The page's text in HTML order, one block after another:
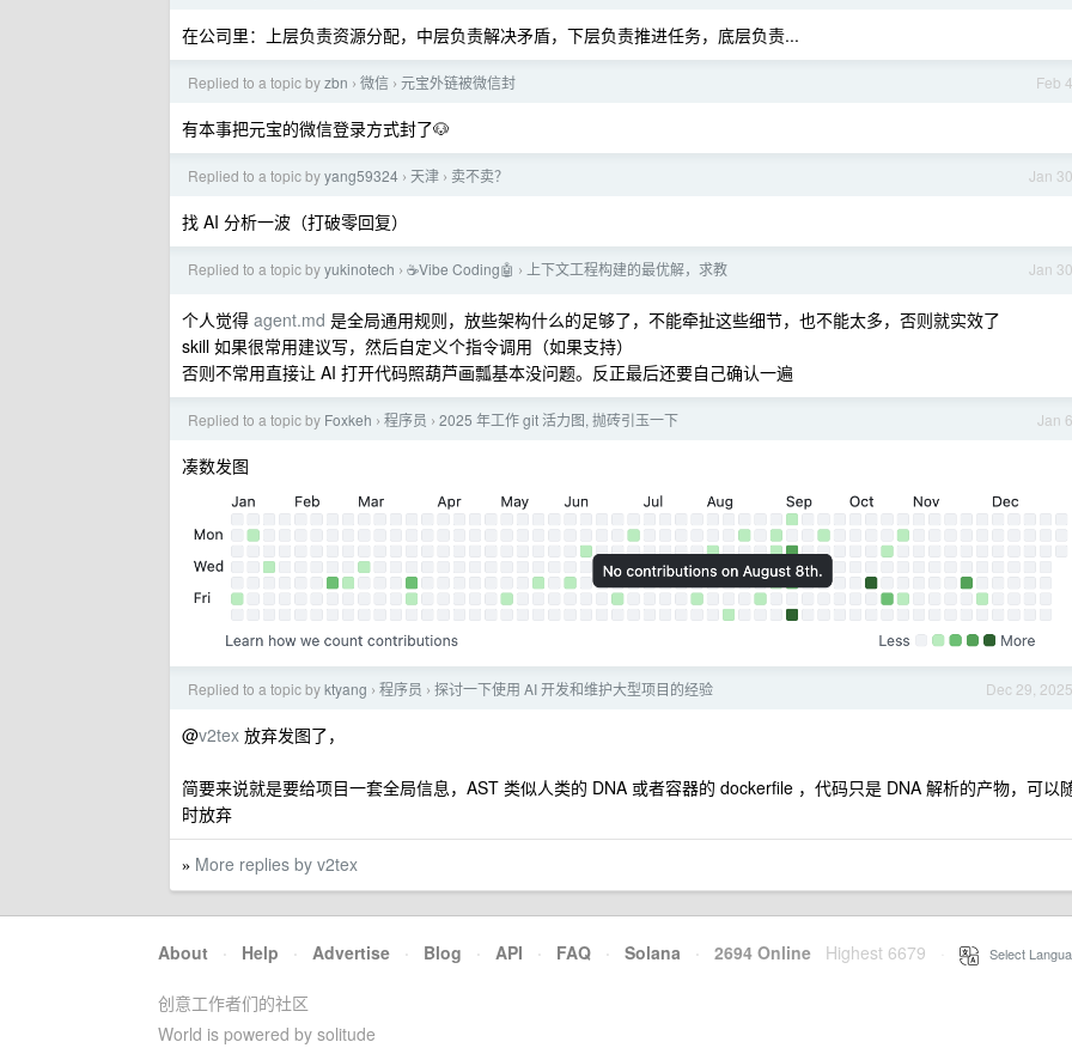
在公司里：上层负责资源分配，中层负责解决矛盾，下层负责推进任务，底层负责...
Feb 4
Replied to a topic byzbn › 微信 › 元宝外链被微信封
有本事把元宝的微信登录方式封了🐶
Jan 30
Replied to a topic byyang59324 › 天津 › 卖不卖？
找 AI 分析一波（打破零回复）
Jan 30
Replied to a topic byyukinotech › ☕Vibe Coding🤖 › 上下文工程构建的最优解，求教
个人觉得 agent.md 是全局通用规则，放些架构什么的足够了，不能牵扯这些细节，也不能太多，否则就实效了
skill 如果很常用建议写，然后自定义个指令调用（如果支持）
否则不常用直接让 AI 打开代码照葫芦画瓢基本没问题。反正最后还要自己确认一遍
Jan 6
Replied to a topic by Foxkeh › 程序员 › 2025 年工作 git 活力图, 抛砖引玉一下
凑数发图
Dec 29, 2025
Replied to a topic byktyang › 程序员 › 探讨一下使用 AI 开发和维护大型项目的经验
@v2tex 放弃发图了，
简要来说就是要给项目一套全局信息，AST 类似人类的 DNA 或者容器的 dockerfile ，代码只是 DNA 解析的产物，可以
时放弃
» More replies by v2tex
About · Help · Advertise · Blog · API · FAQ · Solana · 2694 Online Highest 6679 Select
创意工作者们的社区
World is powered by solitude